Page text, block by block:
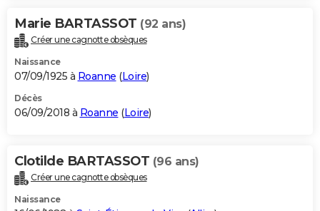
Marie BARTASSOT (92 ans)
Créer une cagnotte obsèques
Naissance
07/09/1925 à Roanne (Loire)
Décès
06/09/2018 à Roanne (Loire)
Clotilde BARTASSOT (96 ans)
Créer une cagnotte obsèques
Naissance